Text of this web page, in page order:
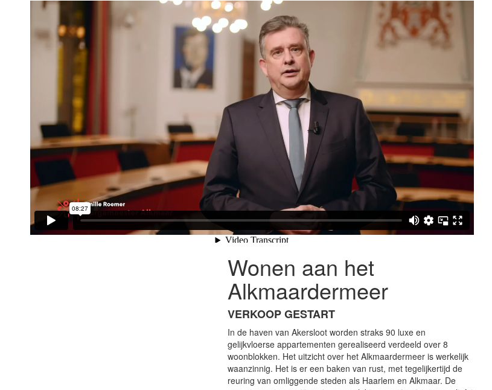
Wonen aan het
Alkmaardermeer
VERKOOP GESTART
In de haven van Akersloot worden straks 90 luxe en
gelijkvloerse appartementen gerealiseerd verdeeld over 8
woonblokken. Het uitzicht over het Alkmaardermeer is werkelijk
waanzinnig. Het is er een baken van rust, met tegelijkertijd de
reuring van omliggende steden als Haarlem en Alkmaar. De